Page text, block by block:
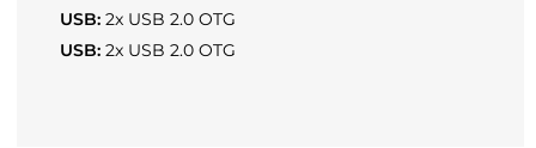
USB: 2x USB 2.0 OTG
USB: 2x USB 2.0 OTG